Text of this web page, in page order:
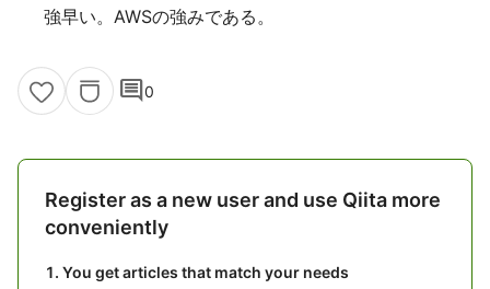
強早い。AWSの強みである。
comment0
Register as a new user and use Qiita more
conveniently
You get articles that match your needs